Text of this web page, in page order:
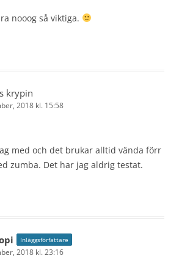
nooog så viktiga.
krypin
2018 kl. 15:58
med och det brukar alltid vända förr
zumba. Det har jag aldrig testat.
Inläggsförfattare
2018 kl. 23:16